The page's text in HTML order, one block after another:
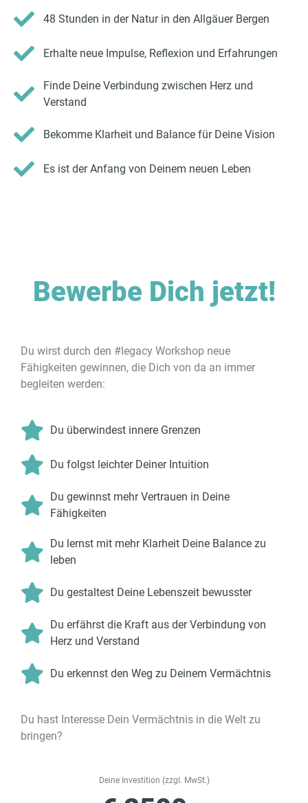
48 Stunden in der Natur in den Allgäuer Bergen
Erhalte neue Impulse, Reflexion und Erfahrungen
Finde Deine Verbindung zwischen Herz und
Verstand
Bekomme Klarheit und Balance für Deine Vision
Es ist der Anfang von Deinem neuen Leben
Bewerbe Dich jetzt!
Du wirst durch den #legacy Workshop neue
Fähigkeiten gewinnen, die Dich von da an immer
begleiten werden:
Du überwindest innere Grenzen
Du folgst leichter Deiner Intuition
Du gewinnst mehr Vertrauen in Deine
Fähigkeiten
Du lernst mit mehr Klarheit Deine Balance zu
leben
Du gestaltest Deine Lebenszeit bewusster
Du erfährst die Kraft aus der Verbindung von
Herz und Verstand
Du erkennst den Weg zu Deinem Vermächtnis
Du hast Interesse Dein Vermächtnis in die Welt zu
bringen?
Deine Investition (zzgl. MwSt.)